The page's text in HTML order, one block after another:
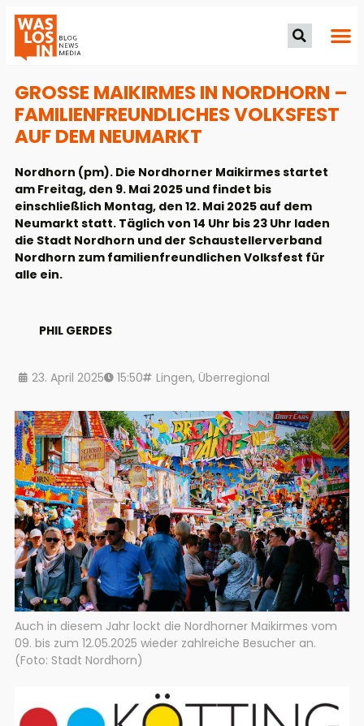
GROSSE MAIKIRMES IN NORDHORN – F
AMILIENFREUNDLICHES VOLKSFEST A
UF DEM NEUMARKT
Nordhorn (pm). Die Nordhorner Maikirmes startet
am Freitag, den 9. Mai 2025 und findet bis
einschließlich Montag, den 12. Mai 2025 auf dem
Neumarkt statt. Täglich von 14 Uhr bis 23 Uhr laden
die Stadt Nordhorn und der Schaustellerverband
Nordhorn zum familienfreundlichen Volksfest für
alle ein.
PHIL GERDES
23. April 2025 15:50 Lingen, Überregional
Auch in diesem Jahr lockt die Nordhorner Maikirmes vom
09. bis zum 12.05.2025 wieder zahlreiche Besucher an.
(Foto: Stadt Nordhorn)